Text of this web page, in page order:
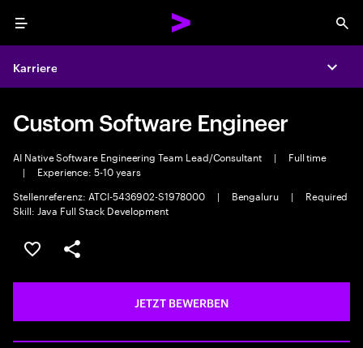
Menu
Karriere
Custom Software Engineer
AI Native Software Engineering Team Lead/Consultant |
Full time
|
Experience: 5-10 years
Stellenreferenz: ATCI-5436902-S1978000
| Bengaluru |
Required
Skill: Java Full Stack Development
JOB SPEICHERN
Teilen
JETZT BEWERBEN